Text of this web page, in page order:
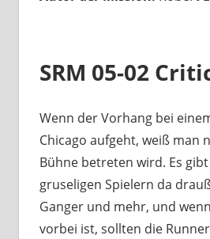
SRM 05-02
Wenn der Vorhang bei
Chicago aufgeht, weiß man
Bühne betreten wird. Es
gruseligen Spielern da
Ganger und mehr, und
vorbei ist, sollten die